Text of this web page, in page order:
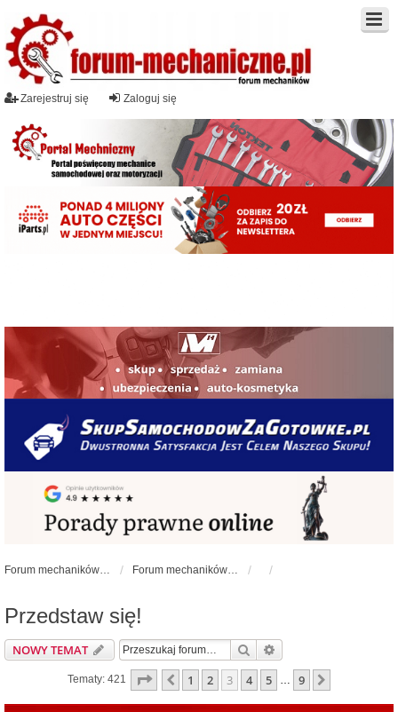
Zaloguj się
Zarejestruj się
Forum mechaników samochodowych - forum-mechaniczne.pl Forum mechaników samochodowych
Przedstaw się!
NOWY TEMAT Szukaj
Tematy: 421 Strona z9
Poprzednia
1 2 3 4 5 … 9